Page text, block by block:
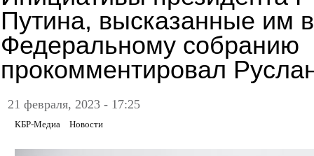
Путина, высказанные им
Федеральному собранию
прокомментировал
21 февраля, 2023 - 17:25
КБР-Медиа Новости